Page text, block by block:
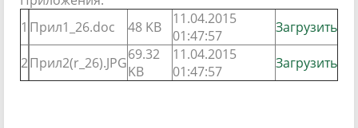
1 Прил1_26.doc 48 KB
11.04.2015
01:47:57
Загрузить
2Прил2(r_26).JPG69.32
KB
11.04.2015
01:47:57
Загрузить